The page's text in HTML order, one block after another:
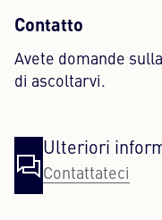
Contatto
Avete domande
di ascoltarvi.
Ulteriori
Contattateci